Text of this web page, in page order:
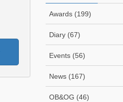
Awards (199)
Diary (67)
Events (56)
News (167)
OB&OG (46)